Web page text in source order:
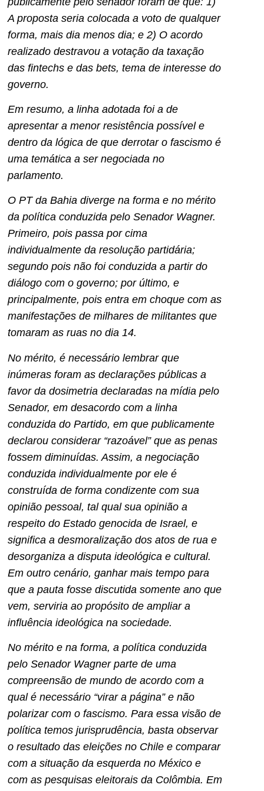
A proposta seria colocada a voto de qualquer
forma, mais dia menos dia; e 2) O acordo
realizado destravou a votação da taxação
das fintechs e das bets, tema de interesse do
governo.
Em resumo, a linha adotada foi a de
apresentar a menor resistência possível e
dentro da lógica de que derrotar o fascismo é
uma temática a ser negociada no
parlamento.
O PT da Bahia diverge na forma e no mérito
da política conduzida pelo Senador Wagner.
Primeiro, pois passa por cima
individualmente da resolução partidária;
segundo pois não foi conduzida a partir do
diálogo com o governo; por último, e
principalmente, pois entra em choque com as
manifestações de milhares de militantes que
tomaram as ruas no dia 14.
No mérito, é necessário lembrar que
inúmeras foram as declarações públicas a
favor da dosimetria declaradas na mídia pelo
Senador, em desacordo com a linha
conduzida do Partido, em que publicamente
declarou considerar “razoável” que as penas
fossem diminuídas. Assim, a negociação
conduzida individualmente por ele é
construída de forma condizente com sua
opinião pessoal, tal qual sua opinião a
respeito do Estado genocida de Israel, e
significa a desmoralização dos atos de rua e
desorganiza a disputa ideológica e cultural.
Em outro cenário, ganhar mais tempo para
que a pauta fosse discutida somente ano que
vem, serviria ao propósito de ampliar a
influência ideológica na sociedade.
No mérito e na forma, a política conduzida
pelo Senador Wagner parte de uma
compreensão de mundo de acordo com a
qual é necessário “virar a página” e não
polarizar com o fascismo. Para essa visão de
política temos jurisprudência, basta observar
o resultado das eleições no Chile e comparar
com a situação da esquerda no México e
com as pesquisas eleitorais da Colômbia. Em